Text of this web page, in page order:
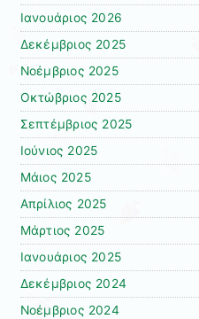
Ιανουάριος 2026
Δεκέμβριος 2025
Νοέμβριος 2025
Οκτώβριος 2025
Σεπτέμβριος 2025
Ιούνιος 2025
Μάιος 2025
Απρίλιος 2025
Μάρτιος 2025
Ιανουάριος 2025
Δεκέμβριος 2024
Νοέμβριος 2024